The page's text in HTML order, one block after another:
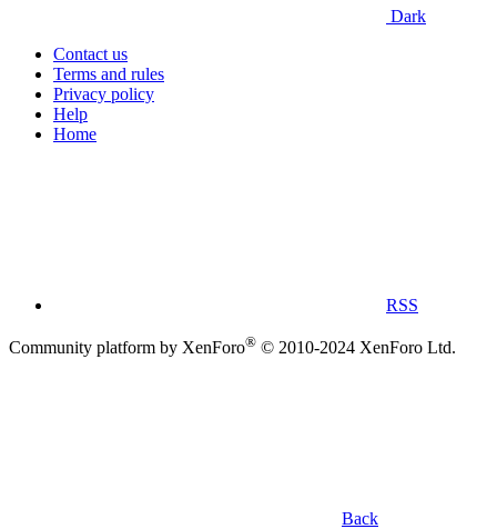
Dark
Contact us
Terms and rules
Privacy policy
Help
Home
RSS
Community platform by XenForo® © 2010-2024 XenForo Ltd.
Back